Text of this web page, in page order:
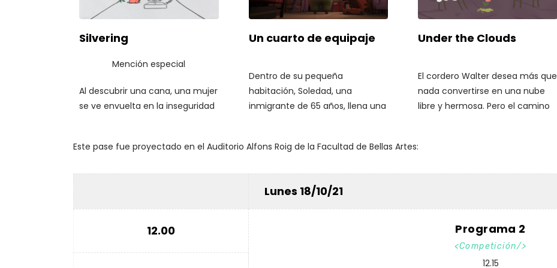
casa: el salón se ha convertido
su padre en un gigante. A lo
con sus hermanas, que se
marchan una tras otra. Por fin,
llega sola al tesoro y decide
abandonar su búsqueda para
nuevo juego.
vertederos electrónicos de
Silvering
Mención especial
Al descubrir una cana, una mujer
se ve envuelta en la inseguridad
hacia lo siniestro mientras ella
Un cuarto de equipaje
Dentro de su pequeña
habitación, Soledad, una
inmigrante de 65 años, llena una
en un viaje de fantasías y
objetos que ha acumulado para
ellos en una montaña de
equipaje.
Under the Clouds
El cordero Walter desea más que
nada convertirse en una nube
libre y hermosa. Pero el camino
Este pase fue proyectado en el Auditorio Alfons Roig de la Facultad de Bellas Artes:
Lunes 18/10/21
12.00 Programa 2
Competición
12.15